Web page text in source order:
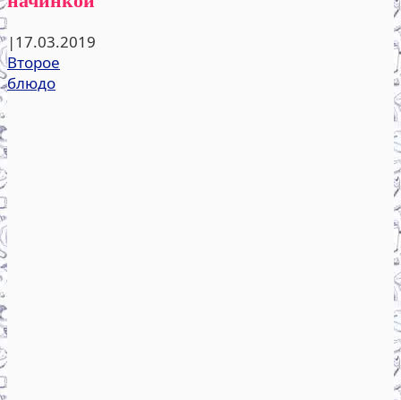
|17.03.2019
Второе
блюдо